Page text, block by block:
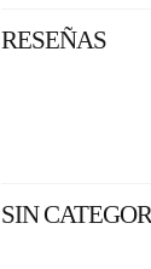
RESEÑAS
SIN